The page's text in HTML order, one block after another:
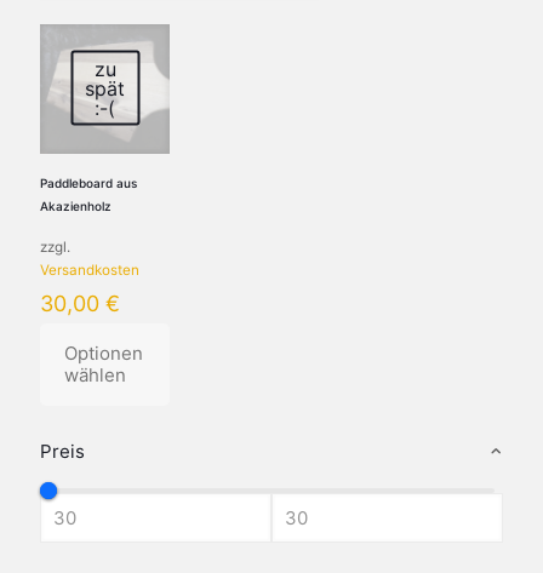
Preis
zu
spät
:-(
Paddleboard aus
Akazienholz
zzgl.
Versandkosten
30,00 €
Optionen
wählen
Produkt
mehrere
Varianten